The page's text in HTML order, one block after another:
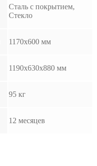
Сталь с покрытием,
Стекло
1170х600 мм
1190х630х880 мм
95 кг
12 месяцев